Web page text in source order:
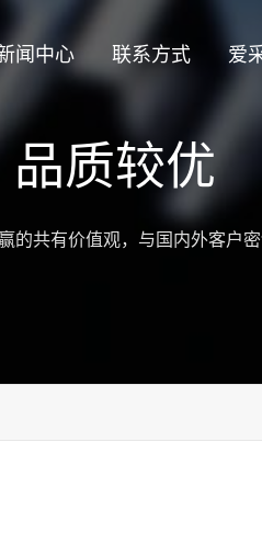
闻中心 联系方式 爱
质较优
共有价值观，与国内外客户密